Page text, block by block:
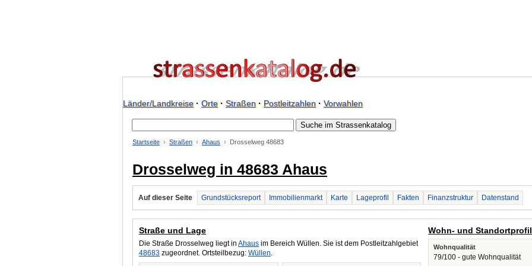
Länder/Landkreise· Orte· Straßen· Postleitzahlen· Vorwahlen
Startseite Straßen Ahaus Drosselweg 48683
Drosselweg in 48683 Ahaus
Auf dieser Seite Grundstücksreport Immobilienmarkt Karte Lageprofil Fakten Finanzstruktur Datenstand
Straße und Lage
Die Straße Drosselweg liegt in Ahaus im Bereich Wüllen. Sie ist dem Postleitzahlgebiet
48683 zugeordnet. Ortsteilbezug: Wüllen.
Wohn- und Standortprofil
Wohnqualität
79/100 - gute Wohnqualität